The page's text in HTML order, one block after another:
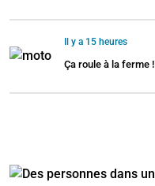
Il y a 15 heures
Ça roule à la ferme !